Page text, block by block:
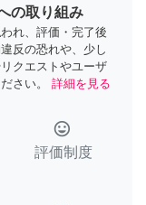
の取り組み
れ、評価・完了後
反の恐れや、少し
クエストやユーザ
さい。
詳細を見る
tag_faces
評価制度